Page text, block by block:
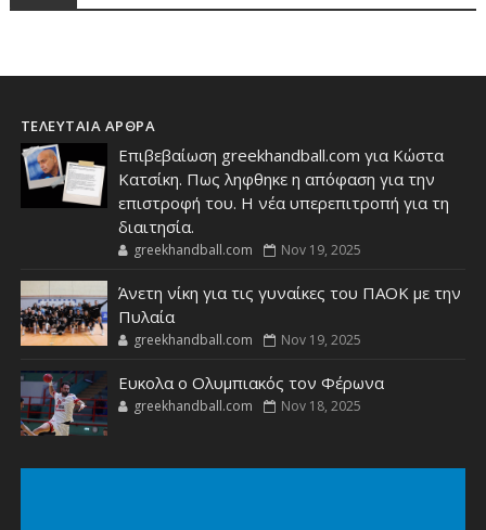
ΤΕΛΕΥΤΑΙΑ ΑΡΘΡΑ
Επιβεβαίωση greekhandball.com για Κώστα
Κατσίκη. Πως ληφθηκε η απόφαση για την
επιστροφή του. Η νέα υπερεπιτροπή για τη
διαιτησία.
greekhandball.com Nov 19, 2025
Άνετη νίκη για τις γυναίκες του ΠΑΟΚ με την
Πυλαία
greekhandball.com Nov 19, 2025
Ευκολα ο Ολυμπιακός τον Φέρωνα
greekhandball.com Nov 18, 2025